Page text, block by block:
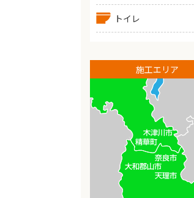
トイレ
施工エリア